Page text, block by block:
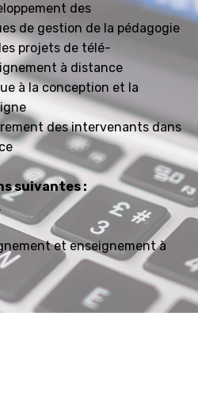
des
de gestion de la pédagogie
projets de télé-
à distance
à la conception et la
des intervenants dans
suivantes :
et enseignement à